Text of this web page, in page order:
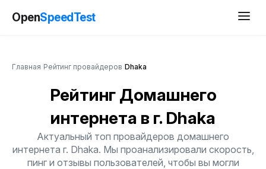
OpenSpeedTest
Главная Рейтинг провайдеров Dhaka
Рейтинг Домашнего
интернета в г. Dhaka
Актуальный топ провайдеров домашнего
интернета г. Dhaka. Мы проанализировали скорость,
пинг и отзывы пользователей, чтобы вы могли